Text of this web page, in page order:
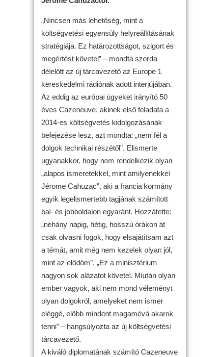
„Nincsen más lehetőség, mint a
költségvetési egyensúly helyreállításának
stratégiája. Ez határozottságot, szigort és
megértést követel” – mondta szerda
délelőtt az új tárcavezető az Europe 1
kereskedelmi rádiónak adott interjújában.
Az eddig az európai ügyeket irányító 50
éves Cazeneuve, akinek első feladata a
2014-es költségvetés kidolgozásának
befejezése lesz, azt mondta: „nem fél a
dolgok technikai részétől”. Elismerte
ugyanakkor, hogy nem rendelkezik olyan
„alapos ismeretekkel, mint amilyenekkel
Jérome Cahuzac”, aki a francia kormány
egyik legelismertebb tagjának számított
bal- és jobboldalon egyaránt. Hozzátette:
„néhány napig, hétig, hosszú órákon át
csak olvasni fogok, hogy elsajátítsam azt
a témát, amit még nem kezelek olyan jól,
mint az elődöm”. „Ez a minisztérium
nagyon sok alázatot követel. Miután olyan
ember vagyok, aki nem mond véleményt
olyan dolgokról, amelyeket nem ismer
eléggé, előbb mindent magamévá akarok
tenni” – hangsúlyozta az új költségvetési
tárcavezető.
A kiváló diplomatának számító Cazeneuve